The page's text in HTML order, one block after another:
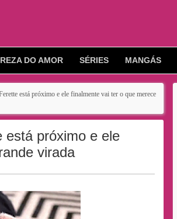
DO AMOR SÉRIES MANGÁS
está próximo e ele finalmente vai ter o que merece
está próximo e ele
virada